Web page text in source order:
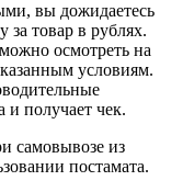
вы дожидаетесь
за товар в рублях.
осмотреть на
условиям.
и получает чек.
самовывозе из
постамата.